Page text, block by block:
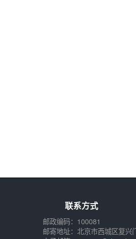
联系方式
邮政编码：100081
邮寄地址：北京市西城区复兴